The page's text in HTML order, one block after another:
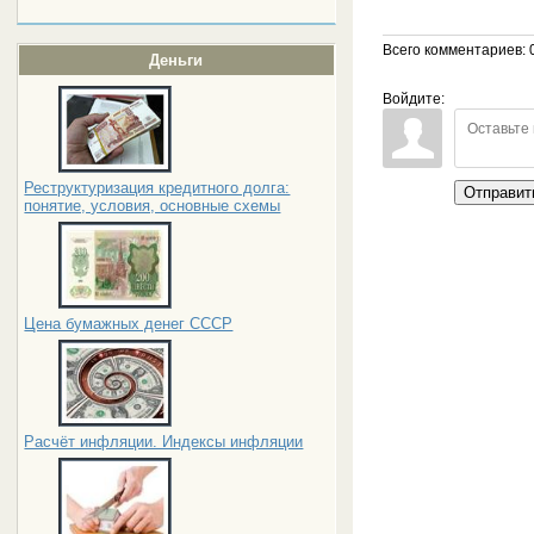
Деньги
Реструктуризация кредитного долга:
понятие, условия, основные схемы
Цена бумажных денег СССР
Расчёт инфляции. Индексы инфляции
Всего комментариев:
Войдите: